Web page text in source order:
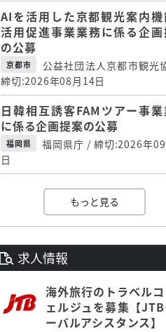
AIを活用した京都観光案内機
活用促進事業業務に係る企
の公募
京都市
公益社団法人京都市観光
締切:2026年08月14日
日韓相互誘客FAMツアー事
に係る企画提案の公募
福岡県
福岡県庁 / 締切:2026年
日
もっと見る
求人情報
海外旅行のトラベル
ェルジュを募集【JTB
ーバルアシスタンス】